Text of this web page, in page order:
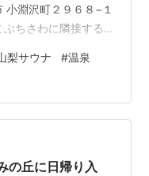
淵沢町２９６８−１
ちさわに隣接する
の史跡巡りを終
に向かう前に、 韮
散策を行い、 夜はこ
ました。 こちらが入
なり、…
梨サウナ #温泉
の丘に日帰り入